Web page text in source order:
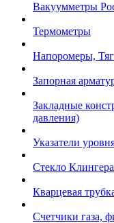
Вакуумметры
Термометры
Напоромеры,
Запорная
Закладные
давления)
Указатели
Стекло Клингера
Кварцевая
Счетчики газа,